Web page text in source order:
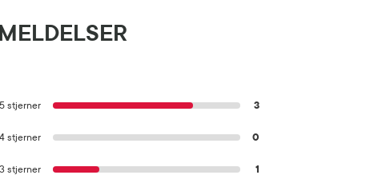
5 stjerner 3
4 stjerner 0
3 stjerner 1